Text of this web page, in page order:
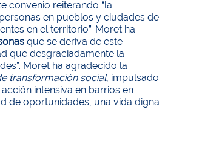
convenio reiterando “la
en pueblos y ciudades de
en el territorio”. Moret ha
que se deriva de este
que desgraciadamente la
Moret ha agradecido la
transformación social, impulsado
intensiva en barrios en
de oportunidades, una vida digna